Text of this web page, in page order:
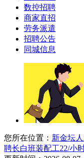
数控招聘
商家直招
劳务派遣
招聘公告
同城信息
您所在位置： 新金坛
聘长白班装配工22/小